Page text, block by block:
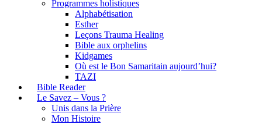
Programmes holistiques
Alphabétisation
Esther
Leçons Trauma Healing
Bible aux orphelins
Kidgames
Où est le Bon Samaritain aujourd’hui?
TAZI
Bible Reader
Le Savez – Vous ?
Unis dans la Prière
Mon Histoire